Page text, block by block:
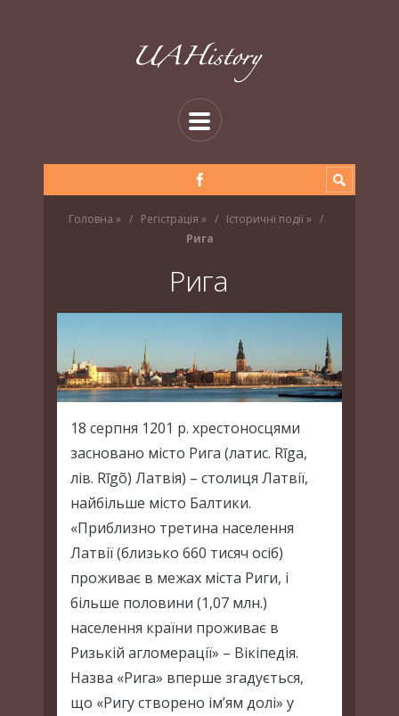
Головна » Регістрація » Історичні події»
Рига
Рига
18 серпня 1201 р. хрестоносцями
засновано місто Рига (латис. Rīga,
лів. Rīgõ) Латвія) – столиця Латвії,
найбільше місто Балтики.
«Приблизно третина населення
Латвії (близько 660 тисяч осіб)
проживає в межах міста Риги, і
більше половини (1,07 млн.)
населення країни проживає в
Ризькій агломерації» – Вікіпедія.
Назва «Рига» вперше згадується,
що «Ригу створено ім’ям долі» у